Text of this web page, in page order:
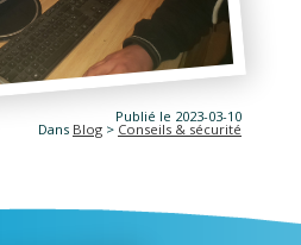
Publié le 2023-03-10
Dans Blog > Conseils & sécurité